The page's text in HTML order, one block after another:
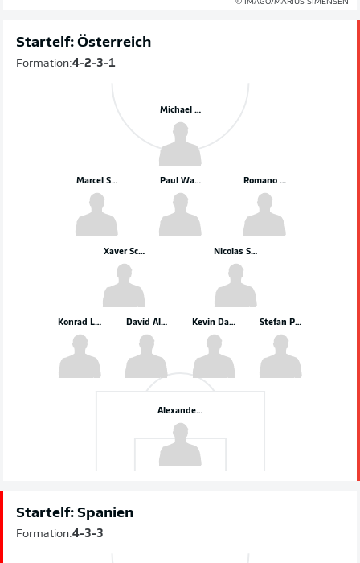
© IMAGO/MARIUS SIMENSEN
Startelf: Österreich
Formation:4-2-3-1
Alexander Schlager
Kevin Danso Stefan Posch
David Alaba
Xaver Schlager Nicolas Seiwald
Marcel Sabitzer Romano Schmid
Konrad Laimer
Paul Wanner
Michael Gregoritsch
Startelf: Spanien
Formation:4-3-3